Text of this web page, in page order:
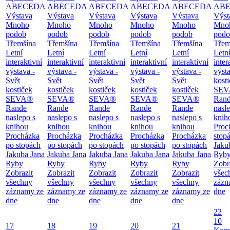
ABECEDA
Výstava
Mnoho
podob
Třemšína
Letní
interaktivní
výstava -
Svět
kostiček
SEVA®
Rande
naslepo s
knihou
Procházka
po stopách
Jakuba Jana
Ryby
Zobrazit
všechny
záznamy ze
dne
ABECEDA
Výstava
Mnoho
podob
Třemšína
Letní
interaktivní
výstava -
Svět
kostiček
SEVA®
Rande
naslepo s
knihou
Procházka
po stopách
Jakuba Jana
Ryby
Zobrazit
všechny
záznamy ze
dne
ABECEDA
Výstava
Mnoho
podob
Třemšína
Letní
interaktivní
výstava -
Svět
kostiček
SEVA®
Rande
naslepo s
knihou
Procházka
po stopách
Jakuba Jana
Ryby
Zobrazit
všechny
záznamy ze
dne
ABECEDA
Výstava
Mnoho
podob
Třemšína
Letní
interaktivní
výstava -
Svět
kostiček
SEVA®
Rande
naslepo s
knihou
Procházka
po stopách
Jakuba Jana
Ryby
Zobrazit
všechny
záznamy ze
dne
ABECEDA
Výstava
Mnoho
podob
Třemšína
Letní
interaktivní
výstava -
Svět
kostiček
SEVA®
Rande
naslepo s
knihou
Procházka
po stopách
Jakuba Jana
Ryby
Zobrazit
všechny
záznamy ze
dne
Letní
dne
17 18 19 20 21
22
10